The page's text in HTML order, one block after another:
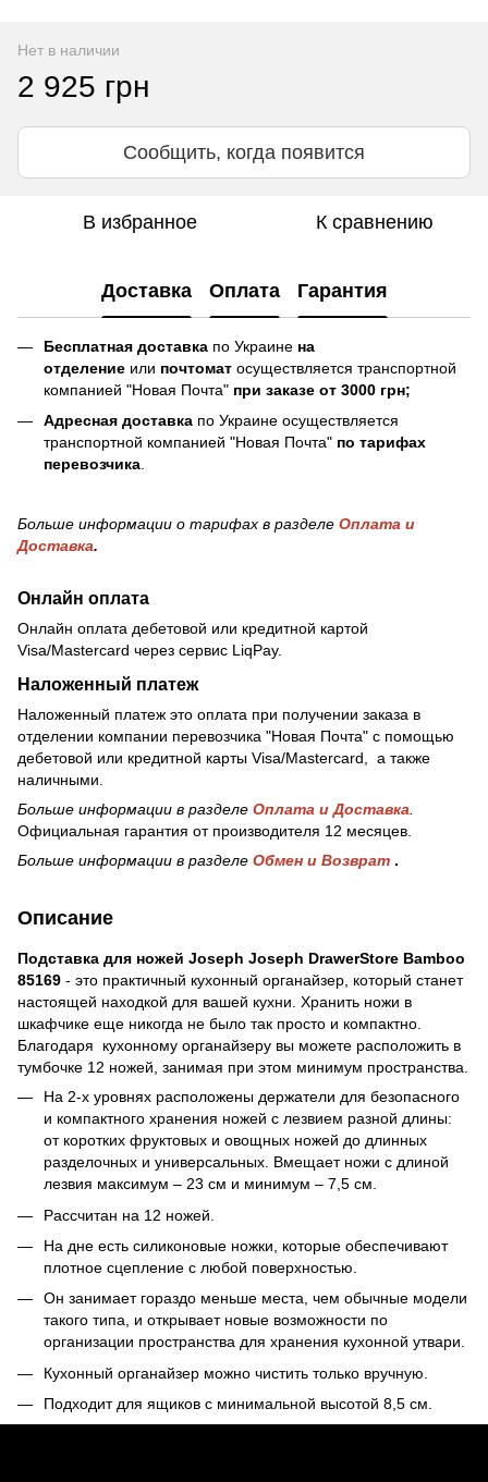
Нет в наличии
2 925 грн
Сообщить, когда появится
В избранное К сравнению
Доставка Оплата Гарантия
Бесплатная доставка по Украине на
отделение или почтомат осуществляется транспортной
компанией "Новая Почта" при заказе от 3000 грн;
Адресная доставка по Украине осуществляется
транспортной компанией "Новая Почта" по тарифах
перевозчика
Больше информации о тарифах в разделе Оплата и
Доставка.
Онлайн оплата
Онлайн оплата дебетовой или кредитной картой
Visa/Mastercard через сервис LiqPay.
Наложенный платеж
Наложенный платеж это оплата при получении заказа в
отделении компании перевозчика "Новая Почта" с помощью
дебетовой или кредитной карты Visa/Mastercard, а также
наличными.
Больше информации в разделе Оплата и Доставка
Официальная гарантия от производителя 12 месяцев.
Больше информации в разделе Обмен и Возврат .
Описание
Подставка для ножей Joseph Joseph DrawerStore Bamboo
85169 - это практичный кухонный органайзер, который станет
настоящей находкой для вашей кухни. Хранить ножи в
шкафчике еще никогда не было так просто и компактно.
Благодаря кухонному органайзеру вы можете расположить в
тумбочке 12 ножей, занимая при этом минимум пространства.
На 2-х уровнях расположены держатели для безопасного
и компактного хранения ножей с лезвием разной длины:
от коротких фруктовых и овощных ножей до длинных
разделочных и универсальных. Вмещает ножи с длиной
лезвия максимум – 23 см и минимум – 7,5 см.
Рассчитан на 12 ножей.
На дне есть силиконовые ножки, которые обеспечивают
плотное сцепление с любой поверхностью.
Он занимает гораздо меньше места, чем обычные модели
такого типа, и открывает новые возможности по
организации пространства для хранения кухонной утвари.
Кухонный органайзер можно чистить только вручную.
Подходит для ящиков с минимальной высотой 8,5 см.